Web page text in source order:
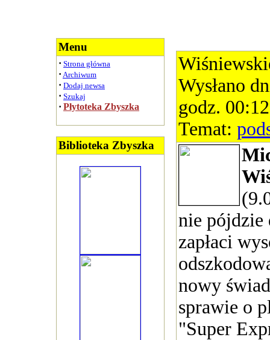
Menu
· Strona główna
· Archiwum
· Dodaj newsa
· Szukaj
· Płytoteka Zbyszka
Biblioteka Zbyszka
Wysłano
godz.
Temat:
nie pójdzie
zapłaci
nowy
sprawie o
"Super